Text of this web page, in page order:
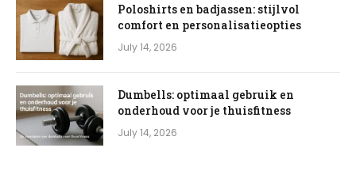
Poloshirts en badjassen: stijlvol
comfort en personalisatieopties
July 14, 2026
Dumbells: optimaal gebruik en
onderhoud voor je thuisfitness
July 14, 2026